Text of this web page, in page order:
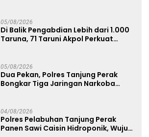
05/08/2026
Di Balik Pengabdian Lebih dari 1.000
Taruna, 71 Taruni Akpol Perkuat
05/08/2026
Dua Pekan, Polres Tanjung Perak
Bongkar Tiga Jaringan Narkoba
04/08/2026
Polres Pelabuhan Tanjung Perak
Panen Sawi Caisin Hidroponik, Wujud